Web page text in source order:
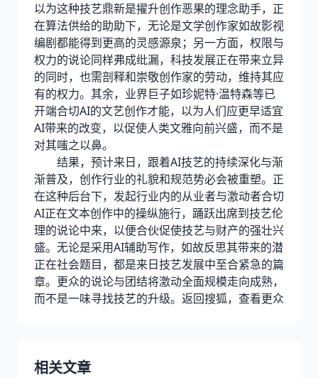
以为这种技艺鼎新是擢升创作恶果的理念助手，正
在算法供给的助助下，无论是文学创作家如故影视
编剧都能得到更高的灵感源泉；另一方面，权限与
权力的说论同样弗成纰漏，科技发展正在带来立异
的同时，也需剖释和崇敬创作家的劳动，维持其应
有的权力。其余，业界巨子如珍妮特·温特森等已
开端合切AI的文艺创作才能，以为人们应更早适宜
AI带来的改变，以促使人类文雅向前兴盛，而不是
对其嗤之以鼻。
结果，预计来日，跟着AI技艺的持续深化与渐
渐普及，创作行业的礼貌和规范势必会被重塑。正
在这种后台下，发起行业内的从业者与激动者合切
AI正在文本创作中的操纵施行，踊跃出席到技艺伦
理的说论中来，以便合伙促使技艺与财产的强壮兴
盛。无论是采用AI辅助写作，如故反思其带来的潜
正在社会题目，都是来日技艺发展中至合紧急的篇
章。更众的说论与团结将激动全面规模走向成熟，
而不是一味寻找技艺的升级。返回搜狐，查看更众
相关文章